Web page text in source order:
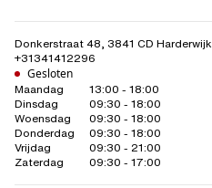
Donkerstraat 48, 3841 CD Harderwijk
+31341412296
Gesloten
Maandag
13:00 - 18:00
Dinsdag
09:30 - 18:00
Woensdag
09:30 - 18:00
Donderdag
09:30 - 18:00
Vrijdag
09:30 - 21:00
Zaterdag
09:30 - 17:00